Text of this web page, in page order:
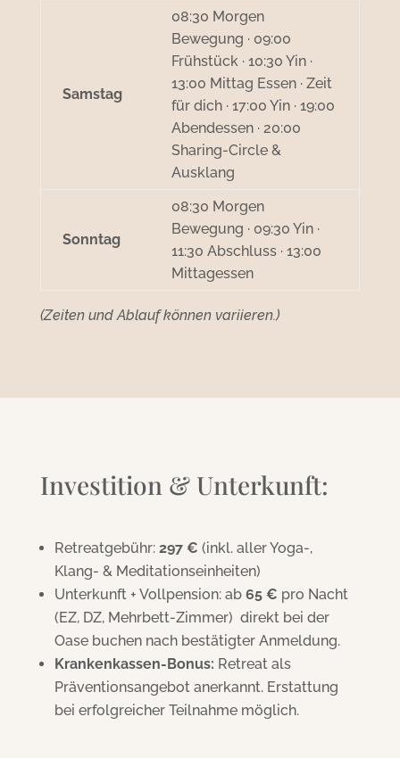
Samstag
08:30 Morgen
Bewegung · 09:00
Frühstück · 10:30 Yin ·
13:00 Mittag Essen · Zeit
für dich · 17:00 Yin · 19:00
Abendessen · 20:00
Sharing-Circle &
Ausklang
Sonntag
08:30 Morgen
Bewegung · 09:30 Yin ·
11:30 Abschluss · 13:00
Mittagessen
(Zeiten und Ablauf können variieren.)
Investition & Unterkunft:
Retreatgebühr: 297 € (inkl. aller Yoga-,
Klang- & Meditations­einheiten)
Unterkunft + Vollpension: ab 65 € pro Nacht
(EZ, DZ, Mehrbett-Zimmer) direkt bei der
Oase buchen nach bestätigter Anmeldung.
Krankenkassen-Bonus: Retreat als
Präventionsangebot anerkannt. Erstattung
bei erfolgreicher Teilnahme möglich.